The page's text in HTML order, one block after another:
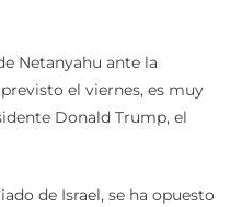
Netanyahu ante la
el viernes, es muy
Donald Trump, el
de Israel, se ha opuesto